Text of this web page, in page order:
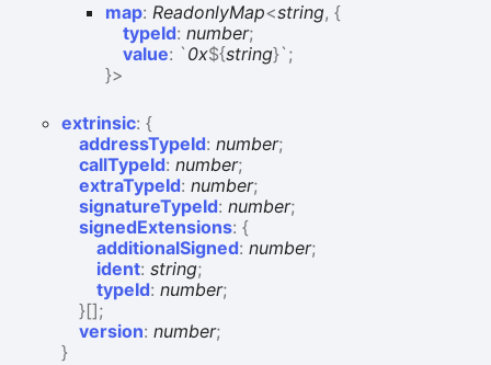
map: ReadonlyMap<string, {
typeId: number;
value: ` 0x${string}` ;
}>
extrinsic: {
addressTypeId: number;
callTypeId: number;
extraTypeId: number;
signatureTypeId: number;
signedExtensions: {
additionalSigned: number;
ident: string;
typeId: number;
}[];
version: number;
}